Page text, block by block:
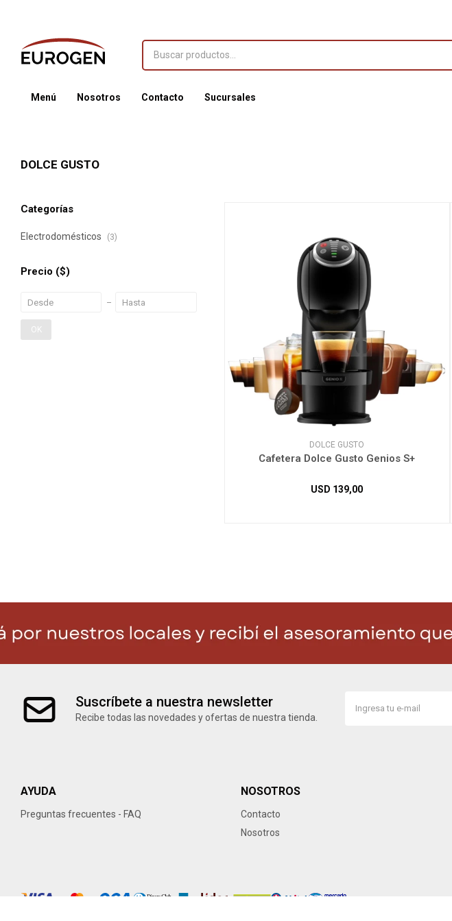
Menú Nosotros Contacto Sucursales
DOLCE GUSTO
DOLCE GUSTO
Cafetera Dolce Gusto Genios S+
USD 139,00
Categorías
Electrodomésticos (3)
Precio ($)
OK
Suscríbete a nuestra newsletter
Recibe todas las novedades y ofertas de nuestra tienda.
AYUDA
Preguntas frecuentes - FAQ
NOSOTROS
Contacto
Nosotros